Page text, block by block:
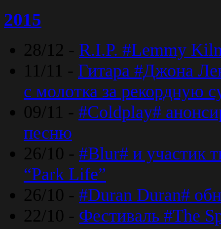
2015
28/12 - R.I.P. #Lemmy
11/11 - Гитара #Джона
с молотка за рекордную
09/11 - #Coldplay#
песню
26/10 - #Blur# и участик
“Park Life”
26/10 - #Duran Duran#
22/10 - Фестиваль #The